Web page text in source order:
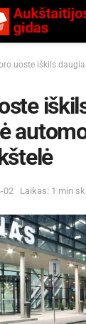
uoste iškils
02 Laikas: 1 min